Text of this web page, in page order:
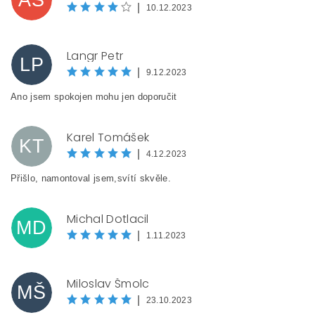
10.12.2023
LP Langr Petr
9.12.2023
Ano jsem spokojen mohu jen doporučit
KT Karel Tomášek
4.12.2023
Přišlo, namontoval jsem,svítí skvěle.
MD Michal Dotlacil
1.11.2023
MŠ Miloslav Šmolc
23.10.2023